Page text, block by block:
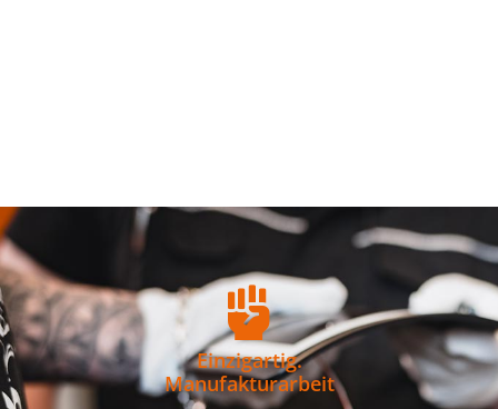
Einzigartig.
Manufakturarbeit